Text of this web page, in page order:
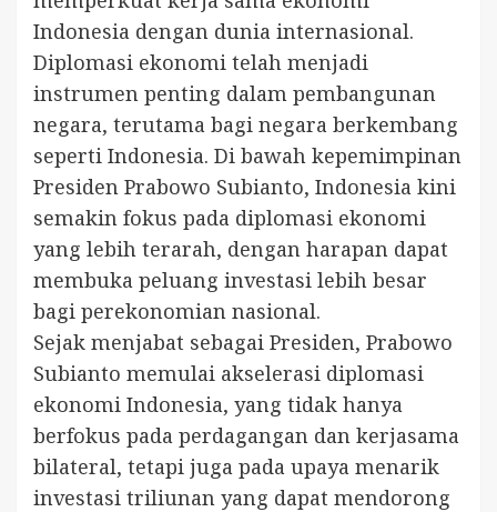
Indonesia dengan dunia internasional.
Diplomasi ekonomi telah menjadi
instrumen penting dalam pembangunan
negara, terutama bagi negara berkembang
seperti Indonesia. Di bawah kepemimpinan
Presiden Prabowo Subianto, Indonesia kini
semakin fokus pada diplomasi ekonomi
yang lebih terarah, dengan harapan dapat
membuka peluang investasi lebih besar
bagi perekonomian nasional.
Sejak menjabat sebagai Presiden, Prabowo
Subianto memulai akselerasi diplomasi
ekonomi Indonesia, yang tidak hanya
berfokus pada perdagangan dan kerjasama
bilateral, tetapi juga pada upaya menarik
investasi triliunan yang dapat mendorong